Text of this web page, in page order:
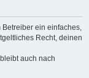
Betreiber ein einfaches,
Recht, deinen
auch nach